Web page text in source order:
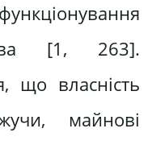
[1, 263].
що власність
майнові